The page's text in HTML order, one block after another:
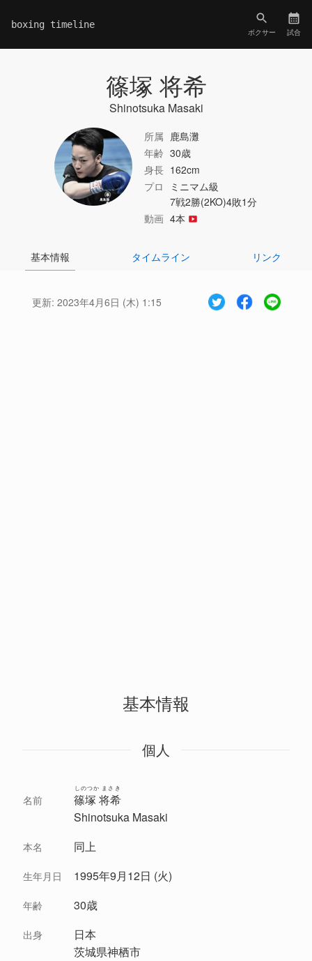
boxing timeline
ボクサー 試合
篠塚 将希
Shinotsuka Masaki
所属 鹿島灘
年齢 30歳
身長 162cm
プロ
ミニマム級
7戦2勝(2KO)4敗1分
動画 4本
基本情報 タイムライン リンク
更新: 2023年4月6日 (木) 1:15
基本情報
個人
名前 篠塚 将希
しのつか まさき
Shinotsuka Masaki
本名 同上
生年月日 1995年9月12日 (火)
年齢 30歳
出身
日本
茨城県神栖市